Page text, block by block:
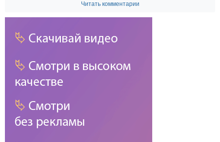
Читать комментарии